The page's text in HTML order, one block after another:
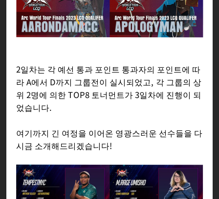
2일차는 각 예선 통과 포인트 통과자의 포인트에 따
라 A에서 D까지 그룹전이 실시되었고, 각 그룹의 상
위 2명에 의한 TOP8 토너먼트가 3일차에 진행이 되
었습니다.
여기까지 긴 여정을 이어온 영광스러운 선수들을 다
시금 소개해드리겠습니다!